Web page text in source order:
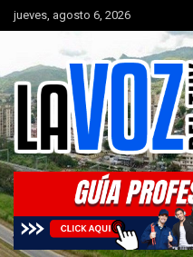
Saltar
al
jueves, agosto 6, 2026
La Voz del Tuy
Portal de noticias